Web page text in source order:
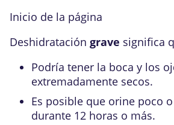
Inicio de la página
Deshidratación grave significa
Podría tener la boca y los
extremadamente secos.
Es posible que orine poco
durante 12 horas o más.